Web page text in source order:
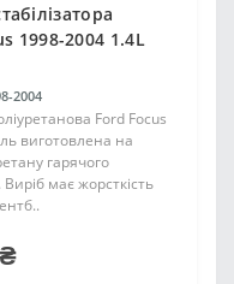
1998-2004 1.4L
2004
Ford Focus
виготовлена на
гарячого
має жорсткість